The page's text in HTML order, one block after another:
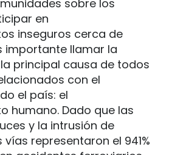
sobre los
en
inseguros cerca de
importante llamar la
principal causa de todos
con el
el país: el
humano. Dado que las
y la intrusión de
representaron el 941%